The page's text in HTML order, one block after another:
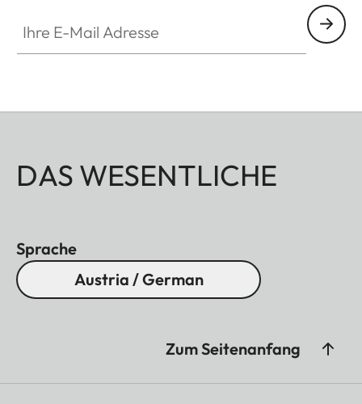
DAS WESENTLICHE
Sprache
Austria / German
Zum Seitenanfang